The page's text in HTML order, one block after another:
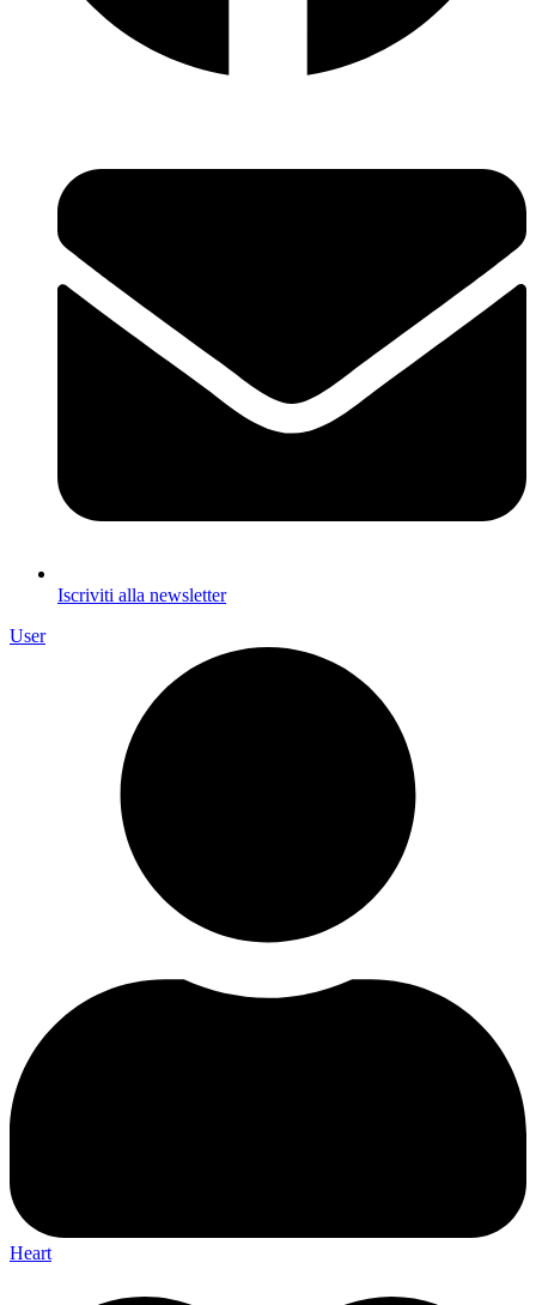
Iscriviti alla newsletter
User
Heart